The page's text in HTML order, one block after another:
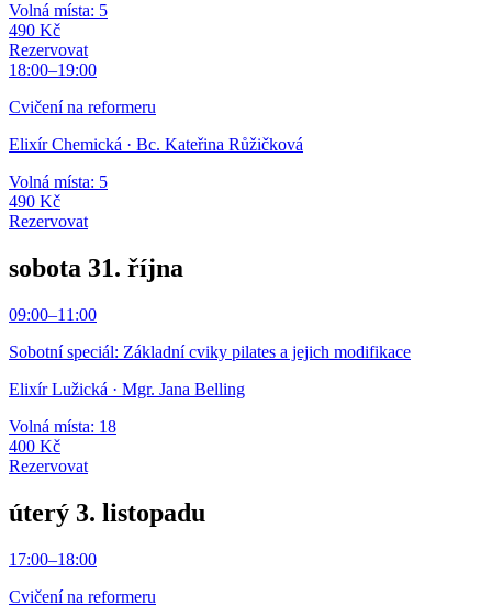
Volná místa: 5
490 Kč
Rezervovat
18:00–19:00
Cvičení na reformeru
Elixír Chemická · Bc. Kateřina Růžičková
Volná místa: 5
490 Kč
Rezervovat
sobota 31. října
09:00–11:00
Sobotní speciál: Základní cviky pilates a jejich modifikace
Elixír Lužická · Mgr. Jana Belling
Volná místa: 18
400 Kč
Rezervovat
úterý 3. listopadu
17:00–18:00
Cvičení na reformeru